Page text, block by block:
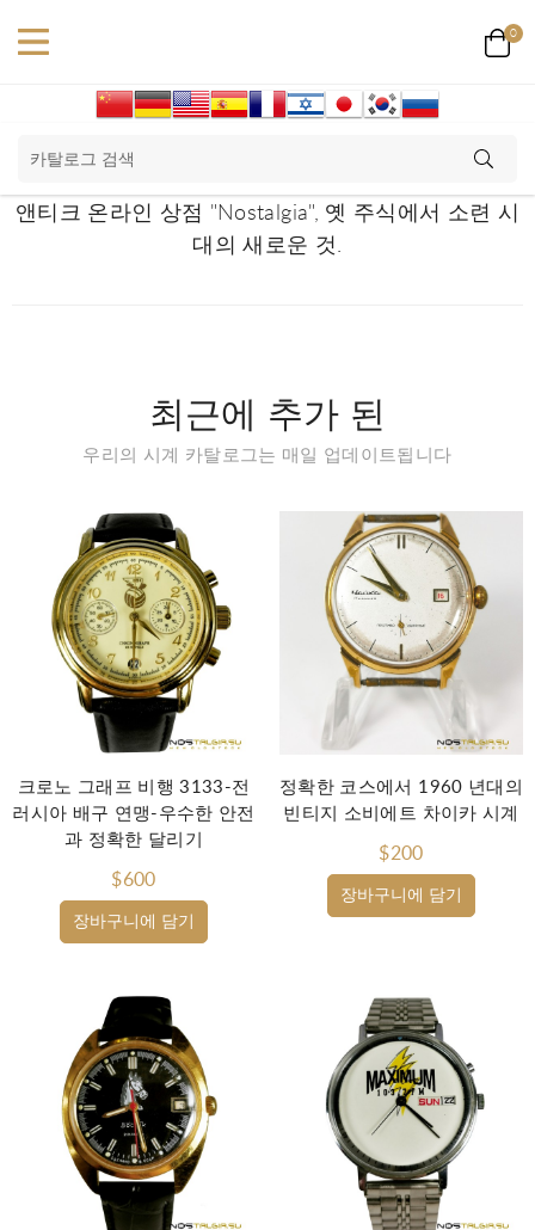
0
앤티크 온라인 상점 "Nostalgia", 옛 주식에서 소련 시
대의 새로운 것.
최근에 추가 된
우리의 시계 카탈로그는 매일 업데이트됩니다
장바구니에 담기
크로노 그래프 비행 3133-전
러시아 배구 연맹-우수한 안전
과 정확한 달리기
$600
장바구니에 담기
정확한 코스에서 1960 년대의
빈티지 소비에트 차이카 시계
$200